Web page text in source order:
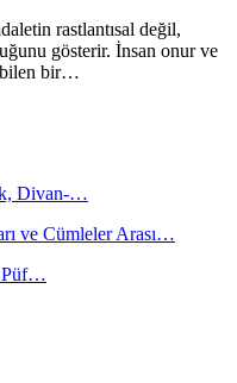
rastlantısal değil,
gösterir. İnsan onur ve
bir…
Divan-…
ve Cümleler Arası…
Püf…